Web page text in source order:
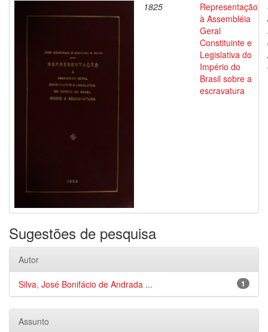
1825
Representação
à Assembléia
Geral
Constituinte e
Legislativa do
Império do
Brasil sobre a
escravatura
Sugestões de pesquisa
Autor
1
Silva, José Bonifácio de Andrada ...
Assunto